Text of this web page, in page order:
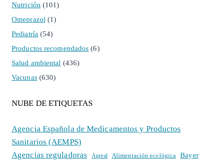
Nutrición (101)
Omeprazol (1)
Pediatría (54)
Productos recomendados (6)
Salud ambiental (436)
Vacunas(630)
NUBE DE ETIQUETAS
Agencia Española de Medicamentos y Productos
Sanitarios (AEMPS)
Agencias reguladoras
Agreal Alimentación ecológica Bayer